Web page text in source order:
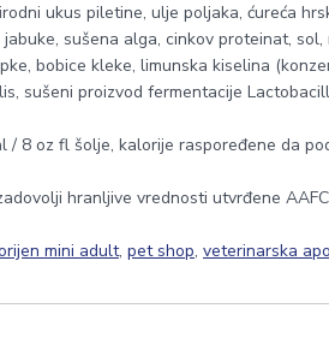
ukus piletine, ulje poljaka, ćureća
sušena alga, cinkov proteinat,
bobice kleke, limunska kiselina
sušeni proizvod fermentacije
/ 8 oz fl šolje, kalorije raspoređene da
hranljive vrednosti utvrđene
mini adult, pet shop, veterinarska